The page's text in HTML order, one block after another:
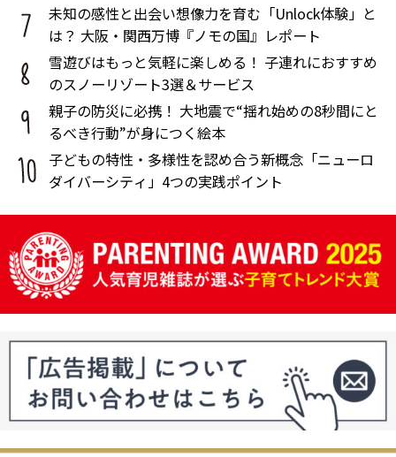
未知の感性と出会い想像力を育む「Unlock体験」と
は？ 大阪・関西万博『ノモの国』レポート
雪遊びはもっと気軽に楽しめる！ 子連れにおすすめ
のスノーリゾート3選＆サービス
親子の防災に必携！ 大地震で“揺れ始めの8秒間にと
るべき行動”が身につく絵本
子どもの特性・多様性を認め合う新概念「ニューロ
ダイバーシティ」4つの実践ポイント